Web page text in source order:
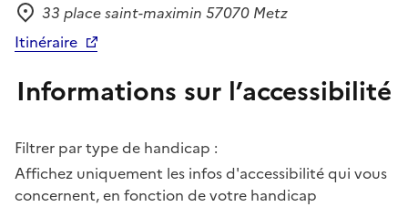
Adresse
33 place saint-maximin 57070 Metz
Itinéraire
Informations sur l’accessibilité
Filtrer par type de handicap :
Affichez uniquement les infos d'accessibilité qui vous
concernent, en fonction de votre handicap